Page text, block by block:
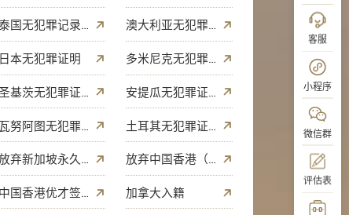
泰国无犯罪记录证明 澳大利亚无犯罪证明
日本无犯罪证明 多米尼克无犯罪证明
圣基茨无犯罪证明 安提瓜无犯罪证明
瓦努阿图无犯罪证明 土耳其无犯罪证明
放弃新加坡永久居民身份 放弃中国香港（非永久性）居民身份
中国香港优才签证续期 加拿大入籍
客服
小程序
微信群
评估表